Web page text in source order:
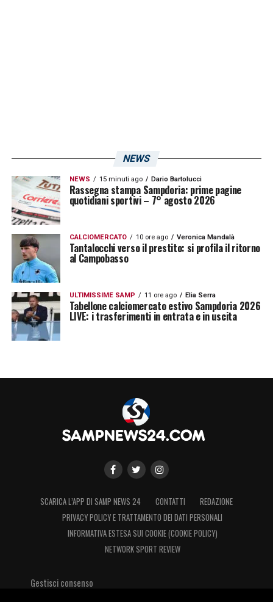
NEWS
NEWS 15 minuti ago Dario Bartolucci
Rassegna stampa Sampdoria: prime pagine
quotidiani sportivi – 7° agosto 2026
CALCIOMERCATO 10 ore ago Veronica Mandalà
Tantalocchi verso il prestito: si profila il ritorno
al Campobasso
ULTIMISSIME SAMP 11 ore ago Elia Serra
Tabellone calciomercato estivo Sampdoria 2026
LIVE: i trasferimenti in entrata e in uscita
SCARICA L’APP DI SAMP NEWS 24 CONTATTI
REDAZIONE
PRIVACY POLICY E TRATTAMENTO DEI DATI PERSONALI
INFORMATIVA ESTESA SUI COOKIE (COOKIE POLICY)
NETWORK SPORT REVIEW
Gestisci consenso